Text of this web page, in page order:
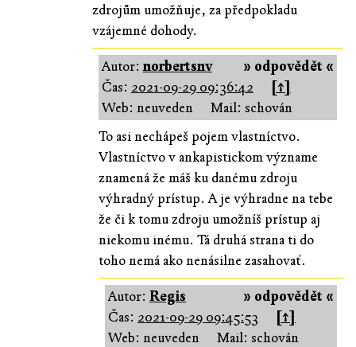
zdrojům umožňuje, za předpokladu
vzájemné dohody.
» odpovědět «
Autor:norbertsnv
Čas: 2021-09-29 09:36:42
[↑]
Web: neuveden
Mail: schován
To asi nechápeš pojem vlastníctvo.
Vlastníctvo v ankapistickom význame
znamená že máš ku danému zdroju
výhradný prístup. A je výhradne na tebe
že či k tomu zdroju umožníš prístup aj
niekomu inému. Tá druhá strana ti do
toho nemá ako nenásilne zasahovať.
» odpovědět «
Autor:Regis
Čas: 2021-09-29 09:45:53
[↑]
Web: neuveden
Mail: schován